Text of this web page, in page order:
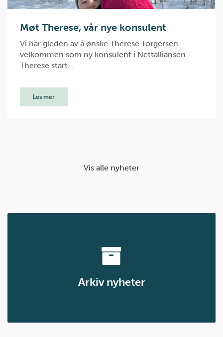
Møt Therese, vår nye konsulent
Vi har gleden av å ønske Therese Torgersen
velkommen som ny konsulent i Nettalliansen.
Therese start…
Les mer
Vis alle nyheter
Arkiv nyheter